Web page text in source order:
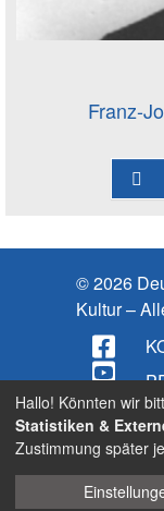
Franz-
© 2026
Kultur –
Suche
Hallo! Könnten wir
Statistiken &
Zustimmung später